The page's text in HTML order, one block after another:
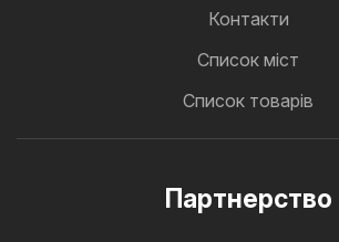
Контакти
Cписок міст
Список товарів
Партнерство